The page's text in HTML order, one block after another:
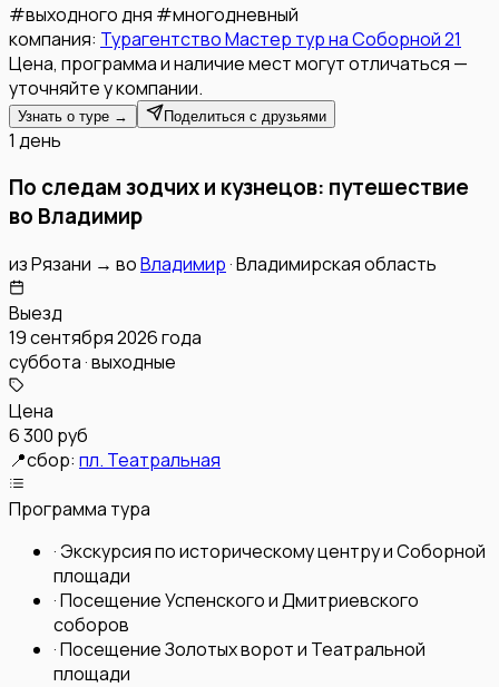
#выходного дня #многодневный
компания: Турагентство Мастер тур на Соборной 21
Цена, программа и наличие мест могут отличаться —
уточняйте у компании.
Узнать о туре → Поделиться с друзьями
1 день
По следам зодчих и кузнецов: путешествие
во Владимир
изРязани → воВладимир·Владимирская область
Выезд
19 сентября 2026 года
суббота · выходные
Цена
6 300 руб
📍сбор: пл. Театральная
Программа тура
· Экскурсия по историческому центру и Соборной
площади
·Посещение Успенского и Дмитриевского
соборов
·Посещение Золотых ворот и Театральной
площади